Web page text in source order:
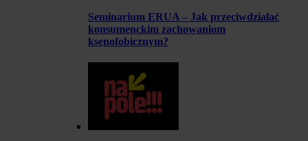
Seminarium ERUA – Jak przeciwdziałać
konsumenckim zachowaniom
ksenofobicznym?